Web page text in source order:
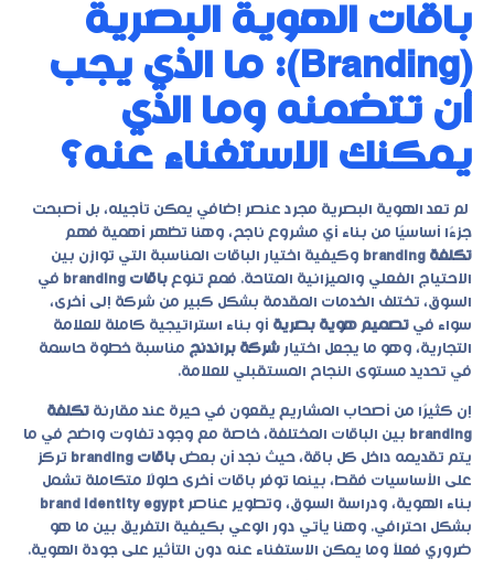
باقات الهوية البصرية
(Branding): ما الذي يجب
أن تتضمنه وما الذي
يمكنك الاستغناء عنه؟
لم تعد الهوية البصرية مجرد عنصر إضافي يمكن تأجيله، بل أصبحت
جزءًا أساسيًا من بناء أي مشروع ناجح، وهنا تظهر أهمية فهم
تكلفة branding
وكيفية اختيار الباقات المناسبة التي توازن بين
الاحتياج الفعلي والميزانية المتاحة. فمع تنوع باقات branding
في
السوق، تختلف الخدمات المقدمة بشكل كبير من شركة إلى أخرى،
سواء في تصميم هوية بصرية أو بناء استراتيجية كاملة للعلامة
التجارية، وهو ما يجعل اختيار شركة براندنج مناسبة خطوة حاسمة
في تحديد مستوى النجاح المستقبلي للعلامة.
إن كثيرًا من أصحاب المشاريع يقعون في حيرة عند مقارنة تكلفة
branding بين الباقات المختلفة، خاصة مع وجود تفاوت واضح في ما
يتم تقديمه داخل كل باقة، حيث نجد أن بعض باقات branding
تركز
على الأساسيات فقط، بينما توفر باقات أخرى حلولًا متكاملة تشمل
بناء الهوية، ودراسة السوق، وتطوير عناصر brand identity egypt
بشكل احترافي. وهنا يأتي دور الوعي بكيفية التفريق بين ما هو
ضروري فعلاً وما يمكن الاستغناء عنه دون التأثير على جودة الهوية.